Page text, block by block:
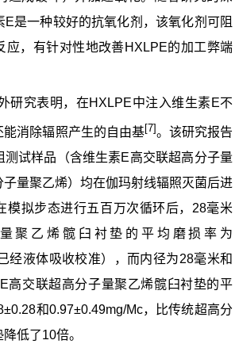
E是一种较好的抗氧化剂，该氧化剂可阻
应，有针对性地改善HXLPE的加工弊端
究表明，在HXLPE中注入维生素E不
消除辐照产生的自由基[7]。该研究报告
测试样品（含维生素E高交联超高分子量
量聚乙烯）均在伽玛射线辐照灭菌后进
模拟步态进行五百万次循环后，28毫米
聚乙烯髋臼衬垫的平均磨损率为
经液体吸收校准），而内径为28毫米和
高交联超高分子量聚乙烯髋臼衬垫的平
和0.97±0.49mg/Mc，比传统超高分
低了10倍。